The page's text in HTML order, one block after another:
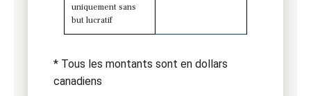
uniquement sans
but lucratif
* Tous les montants sont en dollars
canadiens